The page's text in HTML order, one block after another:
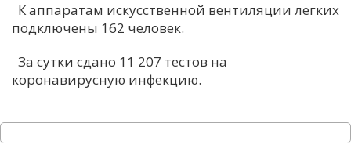
М
Н
Х
К аппаратам искусственной вентиляции легких
подключены 162 человек.
За сутки сдано 11 207 тестов на
коронавирусную инфекцию.